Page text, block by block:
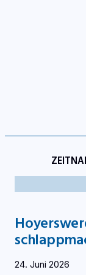
24. Juni 2026